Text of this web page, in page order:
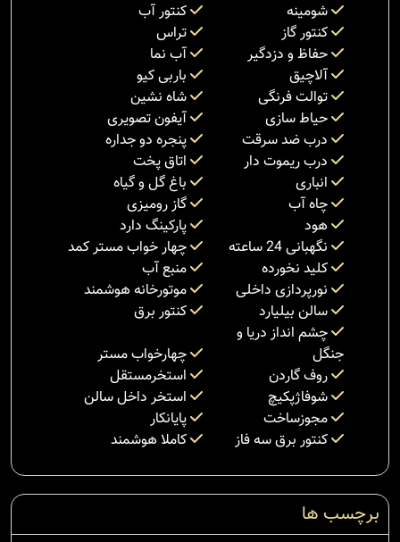
شومینه
کنتور آب
کنتور گاز
تراس
حفاظ و دزدگیر
آب نما
آلاچیق
باربی کیو
توالت فرنگی
شاه نشین
حیاط سازی
آیفون تصویری
درب ضد سرقت
پنجره دو جداره
درب ریموت دار
اتاق پخت
انباری
باغ گل و گیاه
چاه آب
گاز رومیزی
هود
پارکینگ دارد
نگهبانی 24 ساعته
چهار خواب مستر کمد
کلید نخورده
منبع آب
نورپردازی داخلی
موتورخانه هوشمند
سالن بیلیارد
کنتور برق
چشم انداز دریا و
جنگل
چهارخواب مستر
روف گاردن
استخرمستقل
شوفاژپکیچ
استخر داخل سالن
مجوزساخت
پایانکار
کنتور برق سه فاز
کاملا هوشمند
برچسب ها